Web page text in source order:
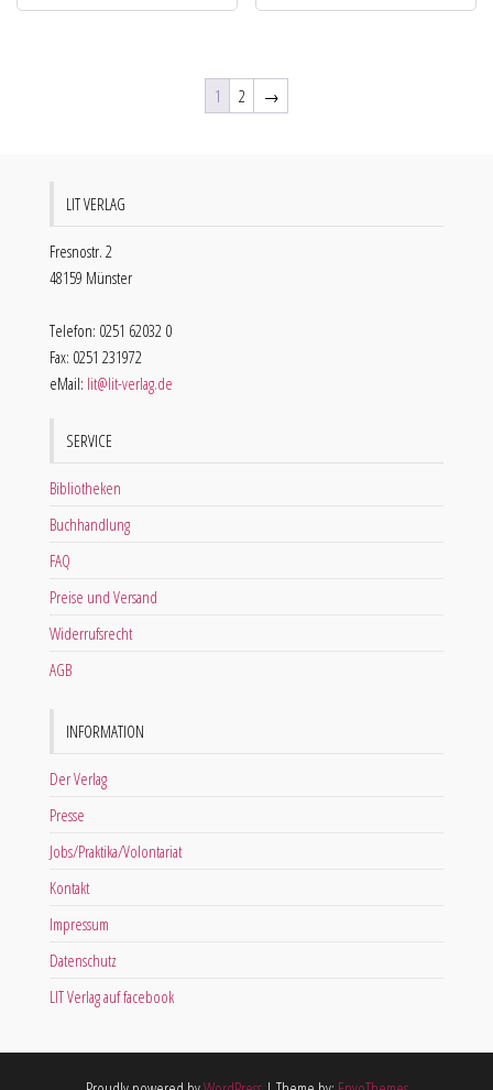
1 2 →
LIT VERLAG
Fresnostr. 2
48159 Münster
Telefon: 0251 62032 0
Fax: 0251 231972
eMail: lit@lit-verlag.de
SERVICE
Bibliotheken
Buchhandlung
FAQ
Preise und Versand
Widerrufsrecht
AGB
INFORMATION
Der Verlag
Presse
Jobs/Praktika/Volontariat
Kontakt
Impressum
Datenschutz
LIT Verlag auf facebook